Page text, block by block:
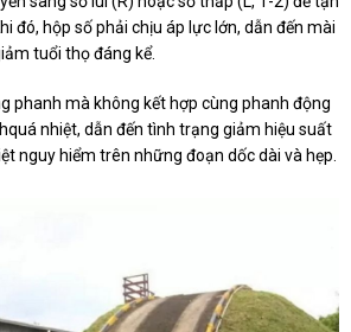
đó, hộp số phải chịu áp lực lớn, dẫn đến mài
tuổi thọ đáng kể.
phanh mà không kết hợp cùng phanh động
nhiệt, dẫn đến tình trạng giảm hiệu suất
nguy hiểm trên những đoạn dốc dài và hẹp.